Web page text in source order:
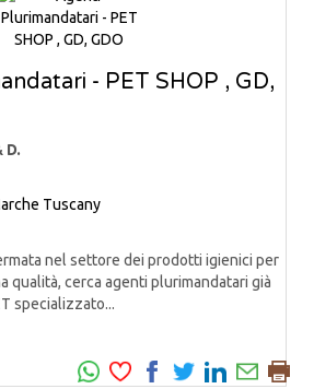
- PET SHOP , GD,
D.
Tuscany
nel settore dei prodotti igienici per
qualità, cerca agenti plurimandatari già
specializzato...